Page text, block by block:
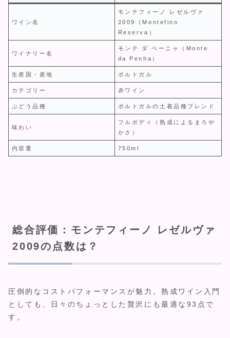
ワイン名
モンテフィーノ レゼルヴァ
2009（Montefino
Reserva）
ワイナリー名
モンテ ダ ペーニャ（Monte
da Penha）
生産国・産地 ポルトガル
カテゴリー 赤ワイン
ぶどう品種 ポルトガルの土着品種ブレンド
味わい
フルボディ（熟成によるまろや
かさ）
内容量 750ml
総合評価：モンテフィーノ レゼルヴァ
2009の点数は？
圧倒的なコストパフォーマンスが魅力。熟成ワイン入門
としても、日々のちょっとした贅沢にも最適な93点で
す。